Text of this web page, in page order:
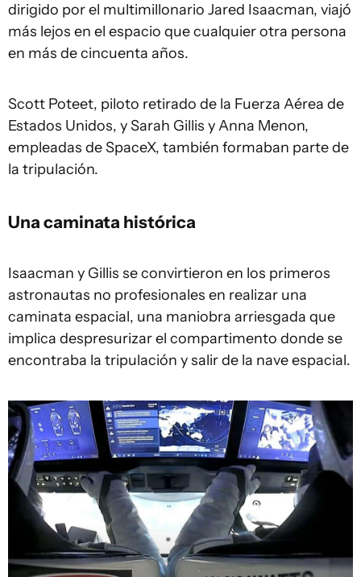
dirigido por el multimillonario Jared Isaacman, viajó
más lejos en el espacio que cualquier otra persona
en más de cincuenta años.
Scott Poteet, piloto retirado de la Fuerza Aérea de
Estados Unidos, y Sarah Gillis y Anna Menon,
empleadas de SpaceX, también formaban parte de
la tripulación.
Una caminata histórica
Isaacman y Gillis se convirtieron en los primeros
astronautas no profesionales en realizar una
caminata espacial, una maniobra arriesgada que
implica despresurizar el compartimento donde se
encontraba la tripulación y salir de la nave espacial.